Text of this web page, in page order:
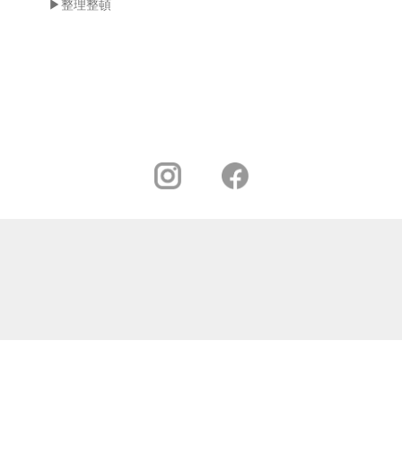
▶︎整理整頓